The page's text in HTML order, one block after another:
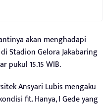
akan menghadapi
Stadion Gelora Jakabaring
pukul 15.15 WIB.
Ansyari Lubis mengaku
fit. Hanya, I Gede yang